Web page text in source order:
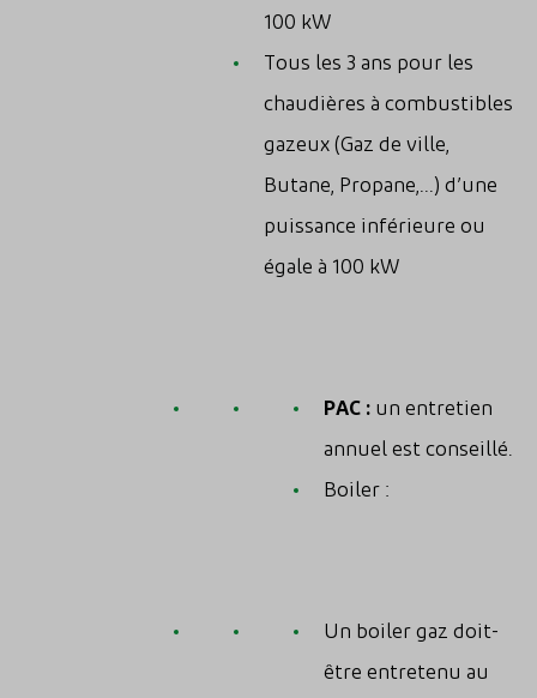
100 kW
Tous les 3 ans pour les
chaudières à combustibles
gazeux (Gaz de ville,
Butane, Propane,…) d’une
puissance inférieure ou
égale à 100 kW
PAC : un entretien
annuel est conseillé.
Boiler :
Un boiler gaz doit-
être entretenu au